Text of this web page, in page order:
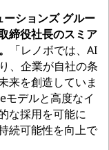
ションズ グルー
締役社長のスミア
「レノボでは、AI
、企業が自社の条
来を創造していま
モデルと高度なイ
な採用を可能に
続可能性を向上で